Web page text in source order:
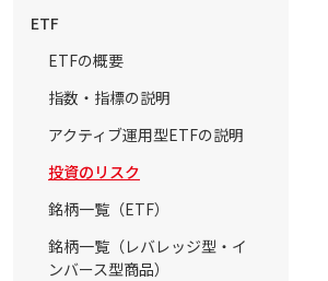
ETF
ETFの概要
指数・指標の説明
アクティブ運用型ETFの説明
投資のリスク
銘柄一覧（ETF）
銘柄一覧（レバレッジ型・イ
ンバース型商品）